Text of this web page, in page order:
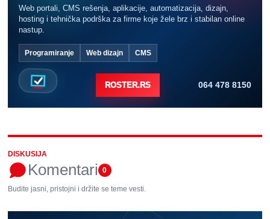
Web portali, CMS rešenja, aplikacije, automatizacija, dizajn,
hosting i tehnička podrška za firme koje žele brz i stabilan online
nastup.
Programiranje Web dizajn CMS
ROSTER.RS 064 478 8150
DISKUSIJA
Komentari 0
Budite jasni, pristojni i držite se teme vesti.